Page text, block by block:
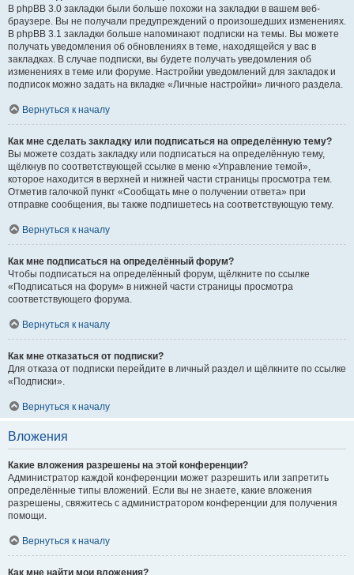
В phpBB 3.0 закладки были больше похожи на закладки в вашем веб-
браузере. Вы не получали предупреждений о произошедших изменениях.
В phpBB 3.1 закладки больше напоминают подписки на темы. Вы можете
получать уведомления об обновлениях в теме, находящейся у вас в
закладках. В случае подписки, вы будете получать уведомления об
изменениях в теме или форуме. Настройки уведомлений для закладок и
подписок можно задать на вкладке «Личные настройки» личного раздела.
Вернуться к началу
Как мне сделать закладку или подписаться на определённую тему?
Вы можете создать закладку или подписаться на определённую тему,
щёлкнув по соответствующей ссылке в меню «Управление темой»,
которое находится в верхней и нижней части страницы просмотра тем.
Отметив галочкой пункт «Сообщать мне о получении ответа» при
отправке сообщения, вы также подпишетесь на соответствующую тему.
Вернуться к началу
Как мне подписаться на определённый форум?
Чтобы подписаться на определённый форум, щёлкните по ссылке
«Подписаться на форум» в нижней части страницы просмотра
соответствующего форума.
Вернуться к началу
Как мне отказаться от подписки?
Для отказа от подписки перейдите в личный раздел и щёлкните по ссылке
«Подписки».
Вернуться к началу
Вложения
Какие вложения разрешены на этой конференции?
Администратор каждой конференции может разрешить или запретить
определённые типы вложений. Если вы не знаете, какие вложения
разрешены, свяжитесь с администратором конференции для получения
помощи.
Вернуться к началу
Как мне найти мои вложения?